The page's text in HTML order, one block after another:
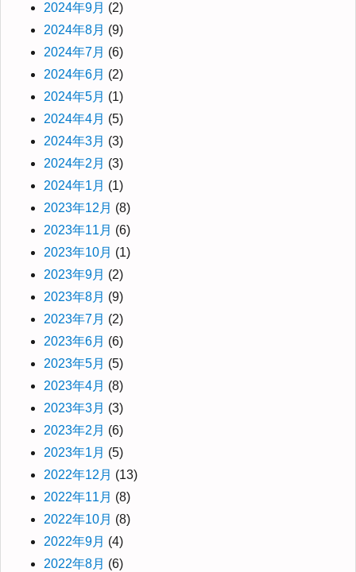
2024年9月 (2)
2024年8月 (9)
2024年7月 (6)
2024年6月 (2)
2024年5月 (1)
2024年4月 (5)
2024年3月 (3)
2024年2月 (3)
2024年1月 (1)
2023年12月 (8)
2023年11月 (6)
2023年10月 (1)
2023年9月 (2)
2023年8月 (9)
2023年7月 (2)
2023年6月 (6)
2023年5月 (5)
2023年4月 (8)
2023年3月 (3)
2023年2月 (6)
2023年1月 (5)
2022年12月 (13)
2022年11月 (8)
2022年10月 (8)
2022年9月 (4)
2022年8月 (6)